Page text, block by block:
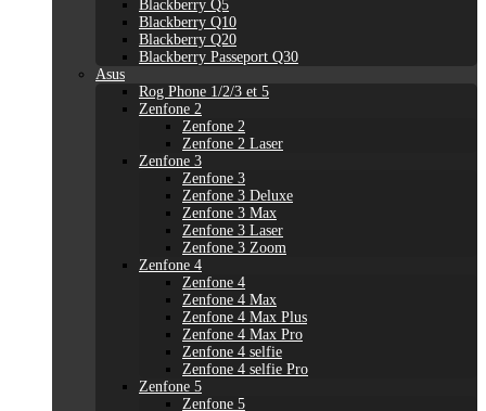
Blackberry Q5
Blackberry Q10
Blackberry Q20
Blackberry Passeport Q30
Asus
Rog Phone 1/2/3 et 5
Zenfone 2
Zenfone 2
Zenfone 2 Laser
Zenfone 3
Zenfone 3
Zenfone 3 Deluxe
Zenfone 3 Max
Zenfone 3 Laser
Zenfone 3 Zoom
Zenfone 4
Zenfone 4
Zenfone 4 Max
Zenfone 4 Max Plus
Zenfone 4 Max Pro
Zenfone 4 selfie
Zenfone 4 selfie Pro
Zenfone 5
Zenfone 5